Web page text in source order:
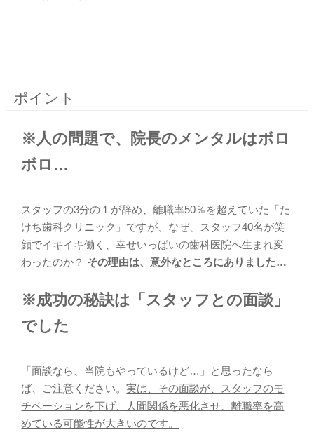
ポイント
※人の問題で、院長のメンタルはボロ
ボロ…
スタッフの3分の１が辞め、離職率50％を超えていた「た
けち歯科クリニック」ですが、なぜ、スタッフ40名が笑
顔でイキイキ働く、幸せいっぱいの歯科医院へ生まれ変
わったのか？ その理由は、意外なところにありました…
※成功の秘訣は「スタッフとの面談」
でした
「面談なら、当院もやっているけど…」と思ったなら
ば、ご注意ください。実は、その面談が、スタッフのモ
チベーションを下げ、人間関係を悪化させ、離職率を高
めている可能性が大きいのです。